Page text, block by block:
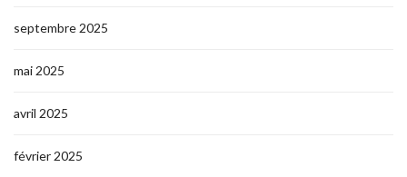
septembre 2025
mai 2025
avril 2025
février 2025